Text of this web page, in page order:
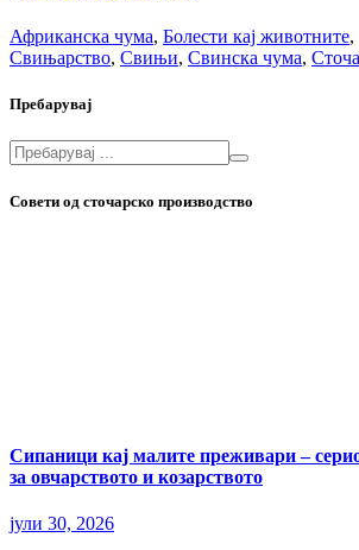
Африканска чума, Болести кај животните,
Свињарство, Свињи, Свинска чума,
Пребарувај
Совети од сточарско производство
Сипаници кај малите преживари –
за овчарството и козарството
јули 30, 2026